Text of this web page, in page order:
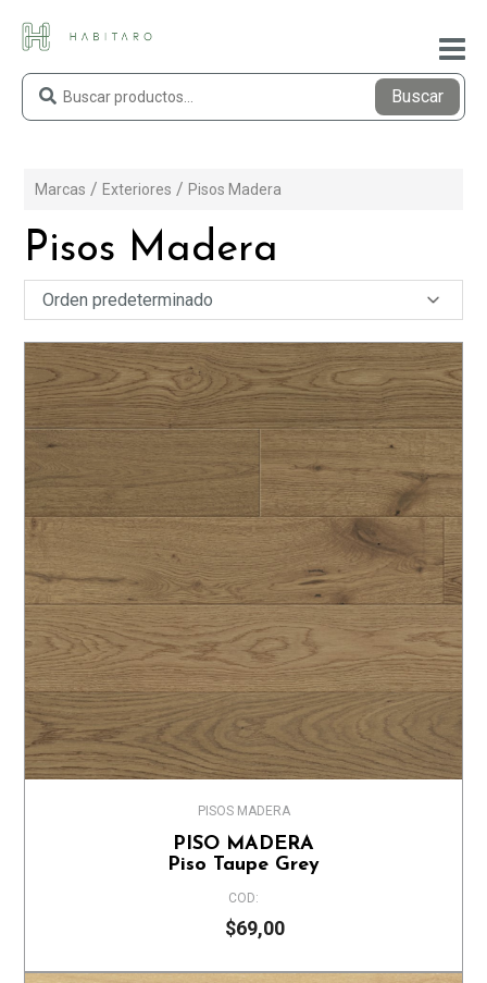
Buscar
Marcas Exteriores Pisos Madera
Pisos Madera
PISOS MADERA
PISO MADERA
Piso Taupe Grey
COD:
$69,00